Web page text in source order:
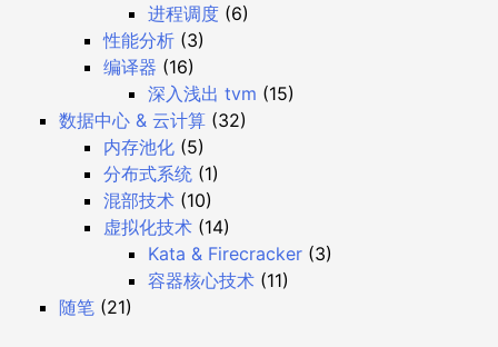
进程调度 (6)
性能分析 (3)
编译器 (16)
深入浅出 tvm (15)
数据中心 & 云计算 (32)
内存池化 (5)
分布式系统 (1)
混部技术 (10)
虚拟化技术 (14)
Kata & Firecracker (3)
容器核心技术 (11)
随笔 (21)